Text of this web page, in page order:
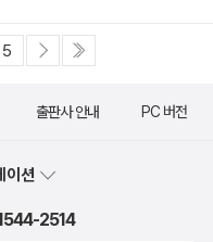
5
출판사 안내 PC 버전
이션
2514